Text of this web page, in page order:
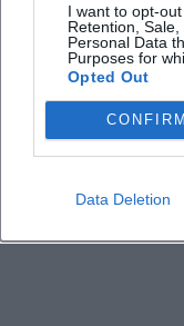
I want to opt-
Retention,
Personal Data
Purposes for
Opted Out
CONFIRM
Data Deletion